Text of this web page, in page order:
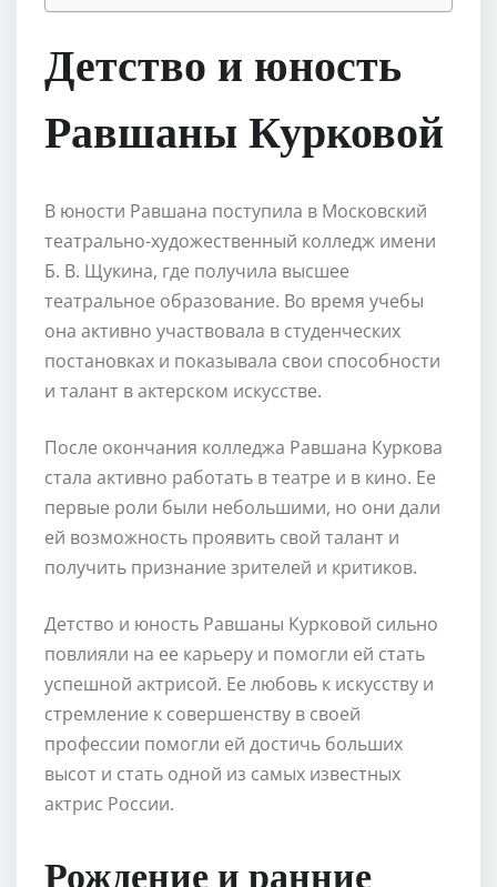
Детство и юность
Равшаны Курковой
В юности Равшана поступила в Московский
театрально-художественный колледж имени
Б. В. Щукина, где получила высшее
театральное образование. Во время учебы
она активно участвовала в студенческих
постановках и показывала свои способности
и талант в актерском искусстве.
После окончания колледжа Равшана Куркова
стала активно работать в театре и в кино. Ее
первые роли были небольшими, но они дали
ей возможность проявить свой талант и
получить признание зрителей и критиков.
Детство и юность Равшаны Курковой сильно
повлияли на ее карьеру и помогли ей стать
успешной актрисой. Ее любовь к искусству и
стремление к совершенству в своей
профессии помогли ей достичь больших
высот и стать одной из самых известных
актрис России.
Рождение и ранние